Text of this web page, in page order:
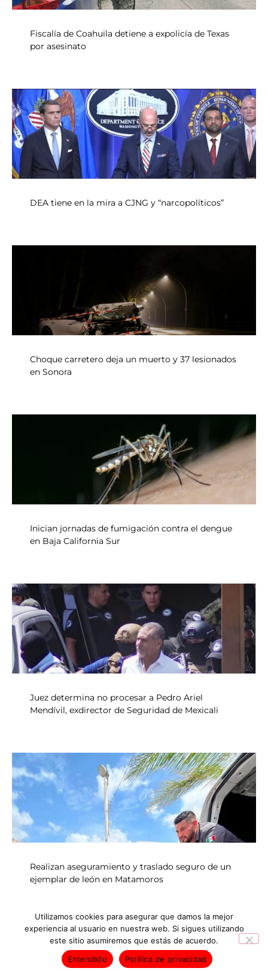
Fiscalía de Coahuila detiene a expolicía de Texas
por asesinato
DEA tiene en la mira a CJNG y “narcopolíticos”
Choque carretero deja un muerto y 37 lesionados
en Sonora
Inician jornadas de fumigación contra el dengue
en Baja California Sur
Juez determina no procesar a Pedro Ariel
Mendívil, exdirector de Seguridad de Mexicali
Realizan aseguramiento y traslado seguro de un
ejemplar de león en Matamoros
INICIO
NOTICIAS
Derechos Reservados © 2026
Utilizamos cookies para asegurar que damos la mejor
experiencia al usuario en nuestra web. Si sigues utilizando
este sitio asumiremos que estás de acuerdo.
Entendido
Política de privacidad